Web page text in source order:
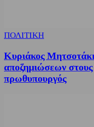
ΠΟΛΙΤΙΚΗ
Κυριάκος
αποζημιώσεων
πρωθυπουργός